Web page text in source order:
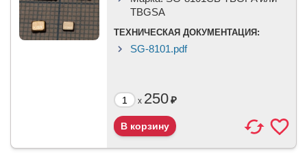
TBGSA
ТЕХНИЧЕСКАЯ ДОКУМЕНТАЦИЯ:
SG-8101.pdf
x 250₽